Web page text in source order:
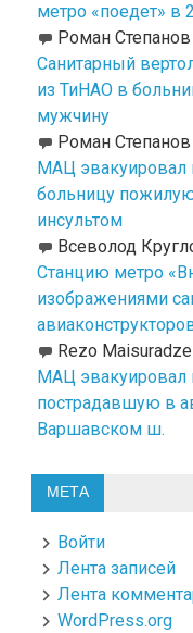
метро «поедет» в
Роман Степанов
Санитарный
из ТиНАО в
мужчину
Роман Степанов
МАЦ эвакуировал
больницу
инсультом
Всеволод
Станцию метро
изображениями
Rezo Maisuradze
МАЦ эвакуировал
пострадавшую в
Варшавском ш.
МЕТА
Войти
Лента записей
Лента
WordPress.org